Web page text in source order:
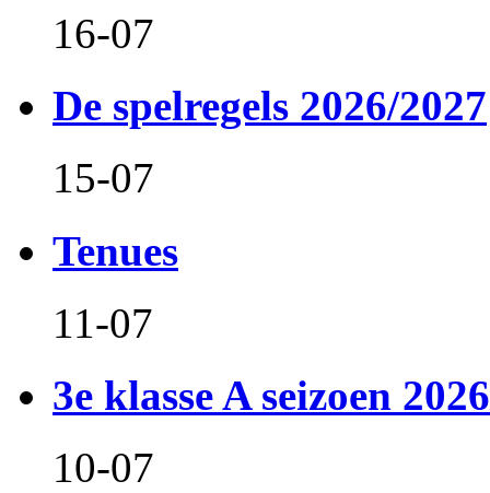
16-07
De spelregels 2026/2027
15-07
Tenues
11-07
3e klasse A seizoen
10-07